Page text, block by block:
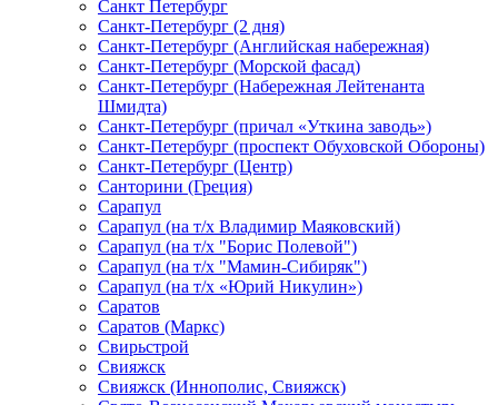
Санкт Петербург
Санкт-Петербург (2 дня)
Санкт-Петербург (Английская набережная)
Санкт-Петербург (Морской фасад)
Санкт-Петербург (Набережная Лейтенанта
Шмидта)
Санкт-Петербург (причал «Уткина заводь»)
Санкт-Петербург (проспект Обуховской Обороны)
Санкт-Петербург (Центр)
Санторини (Греция)
Сарапул
Сарапул (на т/х Владимир Маяковский)
Сарапул (на т/х "Борис Полевой")
Сарапул (на т/х "Мамин-Сибиряк")
Сарапул (на т/х «Юрий Никулин»)
Саратов
Саратов (Маркс)
Свирьстрой
Свияжск
Свияжск (Иннополис, Свияжск)